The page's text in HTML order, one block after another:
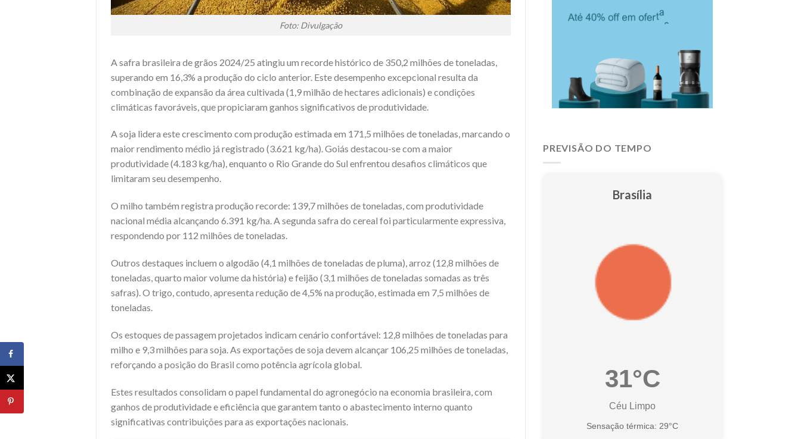
Foto: Divulgação
A safra brasileira de grãos 2024/25 atingiu um recorde histórico de 350,2 milhões de toneladas,
superando em 16,3% a produção do ciclo anterior. Este desempenho excepcional resulta da
combinação de expansão da área cultivada (1,9 milhão de hectares adicionais) e condições
climáticas favoráveis, que propiciaram ganhos significativos de produtividade.
A soja lidera este crescimento com produção estimada em 171,5 milhões de toneladas, marcando o
maior rendimento médio já registrado (3.621 kg/ha). Goiás destacou-se com a maior
produtividade (4.183 kg/ha), enquanto o Rio Grande do Sul enfrentou desafios climáticos que
limitaram seu desempenho.
O milho também registra produção recorde: 139,7 milhões de toneladas, com produtividade
nacional média alcançando 6.391 kg/ha. A segunda safra do cereal foi particularmente expressiva,
respondendo por 112 milhões de toneladas.
Outros destaques incluem o algodão (4,1 milhões de toneladas de pluma), arroz (12,8 milhões de
toneladas, quarto maior volume da história) e feijão (3,1 milhões de toneladas somadas as três
safras). O trigo, contudo, apresenta redução de 4,5% na produção, estimada em 7,5 milhões de
toneladas.
Os estoques de passagem projetados indicam cenário confortável: 12,8 milhões de toneladas para
milho e 9,3 milhões para soja. As exportações de soja devem alcançar 106,25 milhões de toneladas,
reforçando a posição do Brasil como potência agrícola global.
Estes resultados consolidam o papel fundamental do agronegócio na economia brasileira, com
ganhos de produtividade e eficiência que garantem tanto o abastecimento interno quanto
significativas contribuições para as exportações nacionais.
PREVISÃO DO TEMPO
Brasília
31°C
Céu Limpo
Sensação térmica: 29°C